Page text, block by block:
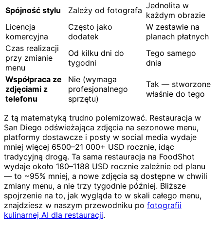
Spójność stylu
Zależy od fotografa Jednolita w
każdym obrazie
Licencja
komercyjna
Często jako
dodatek
W zestawie na
planach płatnych
Czas realizacji
przy zmianie
menu
Od kilku dni do
tygodni
Tego samego
dnia
Współpraca ze
zdjęciami z
telefonu
Nie (wymaga
profesjonalnego
sprzętu)
Tak — stworzone
właśnie do tego
Z tą matematyką trudno polemizować. Restauracja w
San Diego odświeżająca zdjęcia na sezonowe menu,
platformy dostawcze i posty w social media wydaje
mniej więcej 6500–21 000+ USD rocznie, idąc
tradycyjną drogą. Ta sama restauracja na FoodShot
wydaje około 180–1188 USD rocznie zależnie od planu
— to ~95% mniej, a nowe zdjęcia są dostępne w chwili
zmiany menu, a nie trzy tygodnie później. Bliższe
spojrzenie na to, jak wygląda to w skali całego menu,
znajdziesz w naszym przewodniku po fotografii
kulinarnej AI dla restauracji.